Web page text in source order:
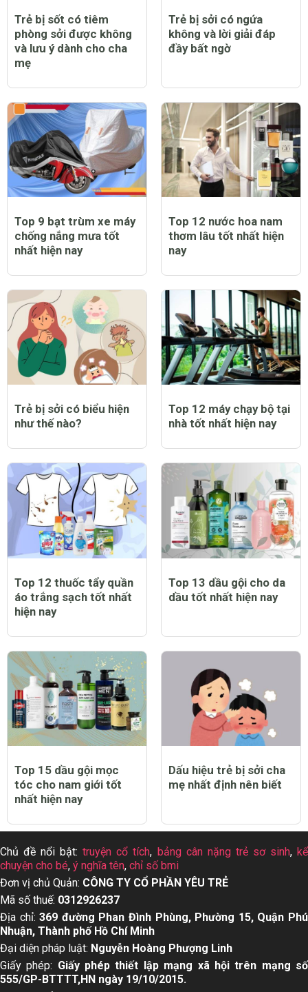
Trẻ bị sốt có tiêm
phòng sởi được không
và lưu ý dành cho cha
mẹ
Trẻ bị sởi có ngứa
không và lời giải đáp
đầy bất ngờ
Top 9 bạt trùm xe máy
chống nắng mưa tốt
nhất hiện nay
Top 12 nước hoa nam
thơm lâu tốt nhất hiện
nay
Trẻ bị sởi có biểu hiện
như thế nào?
Top 12 máy chạy bộ tại
nhà tốt nhất hiện nay
Top 12 thuốc tẩy quần
áo trắng sạch tốt nhất
hiện nay
Top 13 dầu gội cho da
dầu tốt nhất hiện nay
Top 15 dầu gội mọc
tóc cho nam giới tốt
nhất hiện nay
Dấu hiệu trẻ bị sởi cha
mẹ nhất định nên biết
Chủ đề nổi bật:truyện cổ tích, bảng cân nặng trẻ sơ sinh, kể
chuyện cho bé, ý nghĩa tên, chỉ số bmi
Đơn vị chủ Quản: CÔNG TY CỔ PHẦN YÊU TRẺ
Mã số thuế: 0312926237
Địa chỉ:369 đường Phan Đình Phùng, Phường 15, Quận Phú
Nhuận, Thành phố Hồ Chí Minh
Đại diện pháp luật: Nguyễn Hoàng Phượng Linh
Giấy phép: Giấy phép thiết lập mạng xã hội trên mạng số
555/GP-BTTTT,HN ngày 19/10/2015.